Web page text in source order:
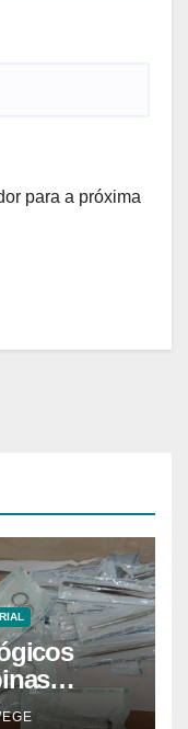
para a próxima